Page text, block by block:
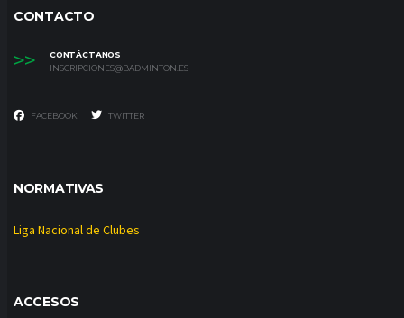
CONTACTO
>>
CONTÁCTANOS
INSCRIPCIONES@BADMINTON.ES
FACEBOOK TWITTER
NORMATIVAS
Liga Nacional de Clubes
ACCESOS